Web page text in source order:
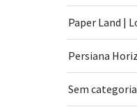
Sem categoria